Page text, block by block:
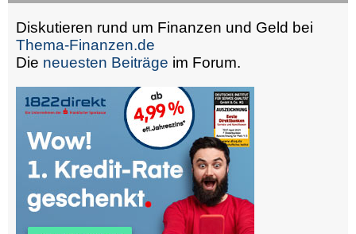
Diskutieren rund um Finanzen und Geld bei
Thema-Finanzen.de
Die neuesten Beiträge im Forum.